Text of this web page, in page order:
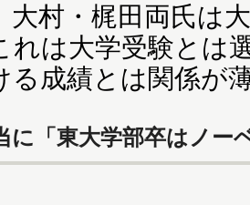
村・梶田両氏は
れは大学受験とは
る成績とは関係が
に「東大学部卒はノー